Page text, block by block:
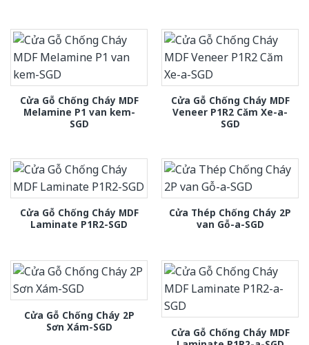
Cửa Gỗ Chống Cháy MDF
Melamine P1 van kem-
SGD
Cửa Gỗ Chống Cháy MDF
Veneer P1R2 Căm Xe-a-
SGD
Cửa Gỗ Chống Cháy MDF
Laminate P1R2-SGD
Cửa Thép Chống Cháy 2P
van Gỗ-a-SGD
Cửa Gỗ Chống Cháy 2P
Sơn Xám-SGD
Cửa Gỗ Chống Cháy MDF